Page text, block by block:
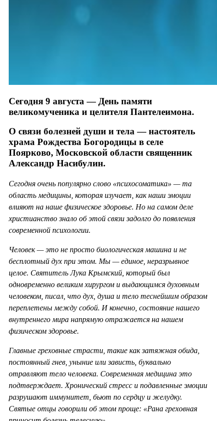
Сегодня 9 августа — День памяти
великомученика и целителя Пантелеимона.
О связи болезней души и тела — настоятель
храма Рождества Богородицы в селе
Поярково, Московской области священник
Александр Насибулин.
Сегодня очень популярно слово «психосоматика» — та
область медицины, которая изучает, как наши эмоции
влияют на наше физическое здоровье. Но на самом деле
христианство знало об этой связи задолго до появления
современной психологии.
Человек — это не просто биологическая машина и не
бесплотный дух при этом. Мы — единое, неразрывное
целое. Святитель Лука Крымский, который был
одновременно великим хирургом и выдающимся духовным
человеком, писал, что дух, душа и тело теснейшим образом
переплетены между собой. И конечно, состояние нашего
внутреннего мира напрямую отражается на нашем
физическом здоровье.
Главные греховные страсти, такие как затяжная обида,
постоянный гнев, уныние или зависть, буквально
отравляют тело человека. Современная медицина это
подтверждает. Хронический стресс и подавленные эмоции
разрушают иммунитет, бьют по сердцу и желудку.
Святые отцы говорили об этом проще: «Рана греховная